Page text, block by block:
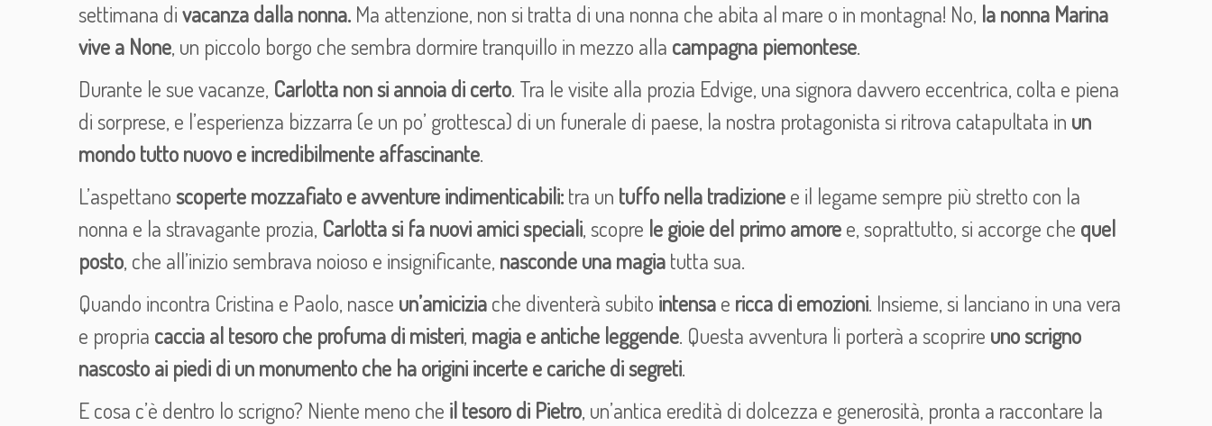
settimana divacanza dalla nonna. Ma attenzione, non si tratta di una nonna che abita al mare o in montagna! No, la nonna Marina
vive a None, un piccolo borgo che sembra dormire tranquillo in mezzo alla campagna piemontese.
Durante le sue vacanze, Carlotta non si annoia di certo. Tra le visite alla prozia Edvige, una signora davvero eccentrica, colta e piena
di sorprese, e l’esperienza bizzarra (e un po’ grottesca) di un funerale di paese, la nostra protagonista si ritrova catapultata in un
mondo tutto nuovo e incredibilmente affascinante.
L’aspettanoscoperte mozzafiato e avventure indimenticabili:tra un tuffo nella tradizionee il legame sempre più stretto con la
nonna e la stravagante prozia, Carlotta si fa nuovi amici speciali, scopre le gioie del primo amoree, soprattutto, si accorge che quel
posto, che all’inizio sembrava noioso e insignificante, nasconde una magiatutta sua.
Quando incontra Cristina e Paolo, nasce un’amiciziache diventerà subito intensae ricca di emozioni. Insieme, si lanciano in una vera
e propria caccia al tesoro che profuma di misteri, magia e antiche leggende. Questa avventura li porterà a scoprire uno scrigno
nascosto ai piedi di un monumento che ha origini incerte e cariche di segreti.
E cosa c’è dentro lo scrigno? Niente meno che il tesoro di Pietro, un’antica eredità di dolcezza e generosità, pronta a raccontare la